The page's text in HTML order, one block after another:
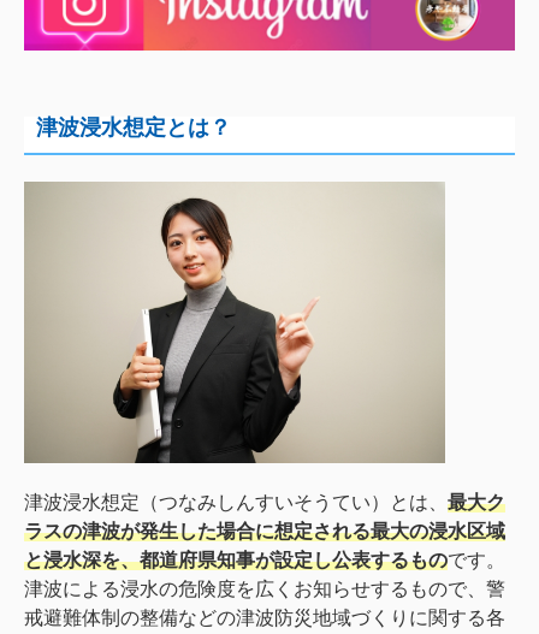
津波浸水想定とは？
津波浸水想定（つなみしんすいそうてい）とは、 最大ク
ラスの津波が発生した場合に想定される最大の浸水区域
と浸水深を、都道府県知事が設定し公表するものです。
津波による浸水の危険度を広くお知らせするもので、警
戒避難体制の整備などの津波防災地域づくりに関する各